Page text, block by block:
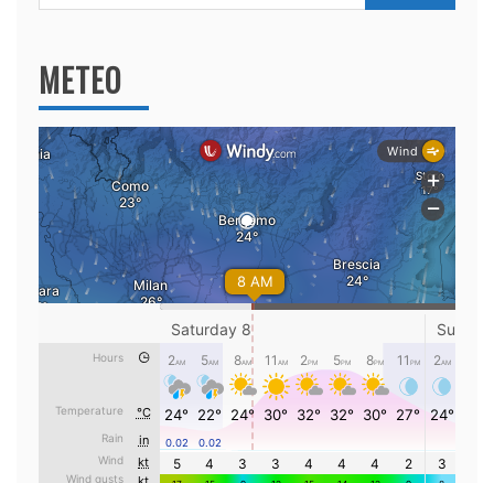
per:
METEO